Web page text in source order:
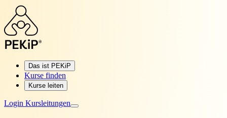
Das ist PEKiP
Kurse finden
Kurse leiten
Login Kursleitungen